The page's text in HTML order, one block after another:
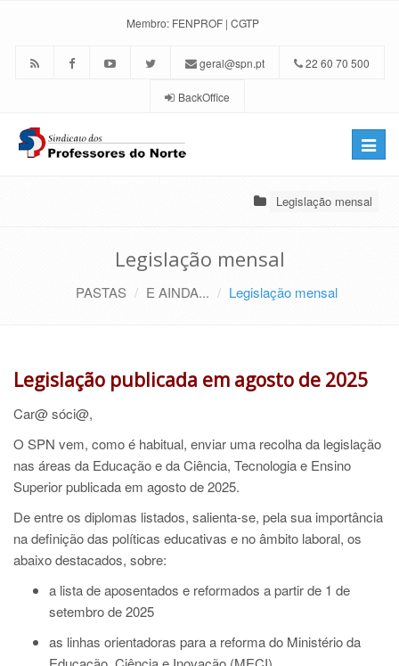
Membro: FENPROF | CGTP
geral@spn.pt 22 60 70 500
BackOffice
Toggle
Legislação mensal
Legislação mensal
PASTAS E AINDA... Legislação mensal
Legislação publicada em agosto de 2025
Car@ sóci@,
O SPN vem, como é habitual, enviar uma recolha da legislação
nas áreas da Educação e da Ciência, Tecnologia e Ensino
Superior publicada em agosto de 2025.
De entre os diplomas listados, salienta-se, pela sua importância
na definição das políticas educativas e no âmbito laboral, os
abaixo destacados, sobre:
a lista de aposentados e reformados a partir de 1 de
setembro de 2025
as linhas orientadoras para a reforma do Ministério da